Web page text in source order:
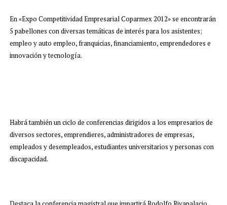
En «Expo Competitividad Empresarial Coparmex 2012» se encontrarán
5 pabellones con diversas temáticas de interés para los asistentes;
empleo y auto empleo, franquicias, financiamiento, emprendedores e
innovación y tecnología.
Habrá también un ciclo de conferencias dirigidos a los empresarios de
diversos sectores, emprendieres, administradores de empresas,
empleados y desempleados, estudiantes universitarios y personas con
discapacidad.